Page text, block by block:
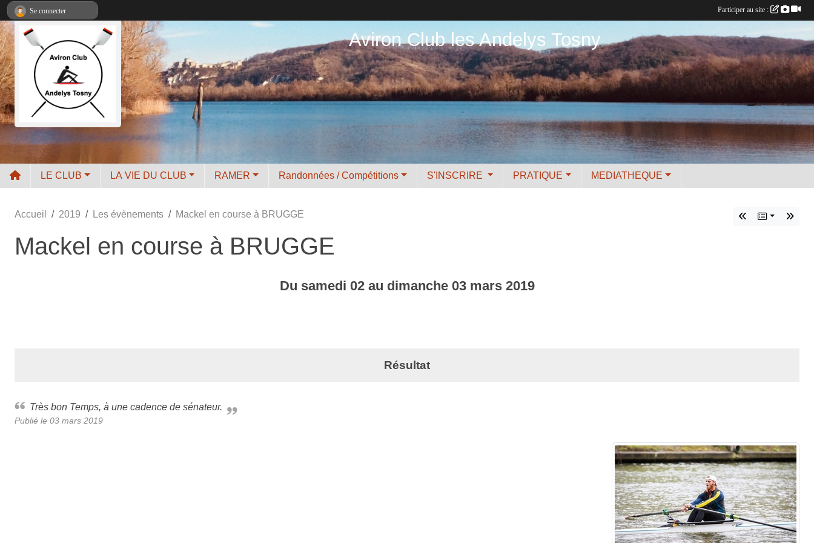
Aviron Club les Andelys Tosny
LE CLUB LA VIE DU CLUB RAMER Randonnées / Compétitions S'INSCRIRE PRATIQUE MEDIATHEQUE
Accueil 2019 Les évènements Mackel en course à BRUGGE
Mackel en course à BRUGGE
Du samedi 02au dimanche 03 mars 2019
Résultat
Très bon Temps, à une cadence de sénateur.
Publié le 03 mars 2019
Se connecter Participer au site :
Panneau de gestion des cookies